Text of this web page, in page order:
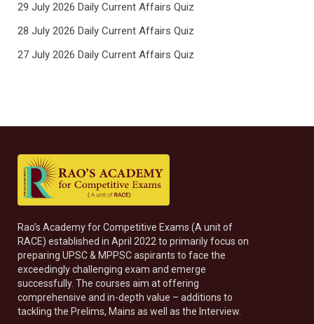
29 July 2026 Daily Current Affairs Quiz
28 July 2026 Daily Current Affairs Quiz
27 July 2026 Daily Current Affairs Quiz
Rao’s Academy for Competitive Exams (A unit of
RACE) established in April 2022 to primarily focus on
preparing UPSC & MPPSC aspirants to face the
exceedingly challenging exam and emerge
successfully. The courses aim at offering
comprehensive and in-depth value – additions to
tackling the Prelims, Mains as well as the Interview.